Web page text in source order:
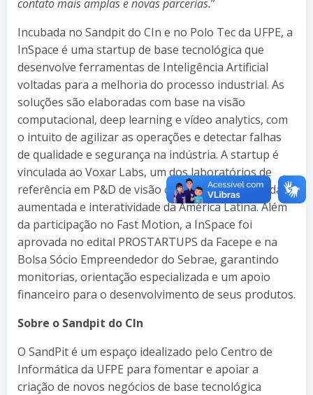
contato mais amplas e novas parcerias.”
Incubada no Sandpit do CIn e no Polo Tec da UFPE, a
InSpace é uma startup de base tecnológica que
desenvolve ferramentas de Inteligência Artificial
voltadas para a melhoria do processo industrial. As
soluções são elaboradas com base na visão
computacional, deep learning e vídeo analytics, com
o intuito de agilizar as operações e detectar falhas
de qualidade e segurança na indústria. A startup é
vinculada ao Voxar Labs, um dos laboratórios de
referência em P&D de visão computacional, realidade
aumentada e interatividade da América Latina. Além
da participação no Fast Motion, a InSpace foi
aprovada no edital PROSTARTUPS da Facepe e na
Bolsa Sócio Empreendedor do Sebrae, garantindo
monitorias, orientação especializada e um apoio
financeiro para o desenvolvimento de seus produtos.
Sobre o Sandpit do CIn
O SandPit é um espaço idealizado pelo Centro de
Informática da UFPE para fomentar e apoiar a
criação de novos negócios de base tecnológica